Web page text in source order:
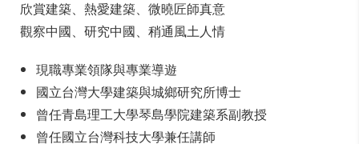
欣賞建築、熱愛建築、微曉匠師真意
觀察中國、研究中國、稍通風土人情
現職專業領隊與專業導遊
國立台灣大學建築與城鄉研究所博士
曾任青島理工大學琴島學院建築系副教授
曾任國立台灣科技大學兼任講師